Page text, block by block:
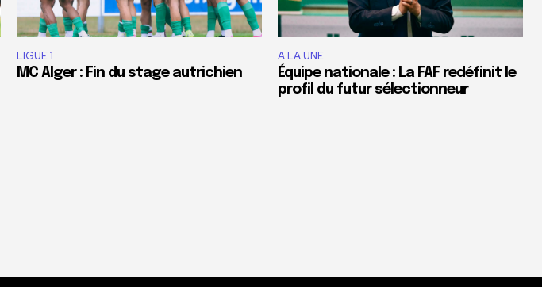
LIGUE 1
MC Alger : Fin du stage autrichien
A LA UNE
Équipe nationale : La FAF redéfinit le
profil du futur sélectionneur